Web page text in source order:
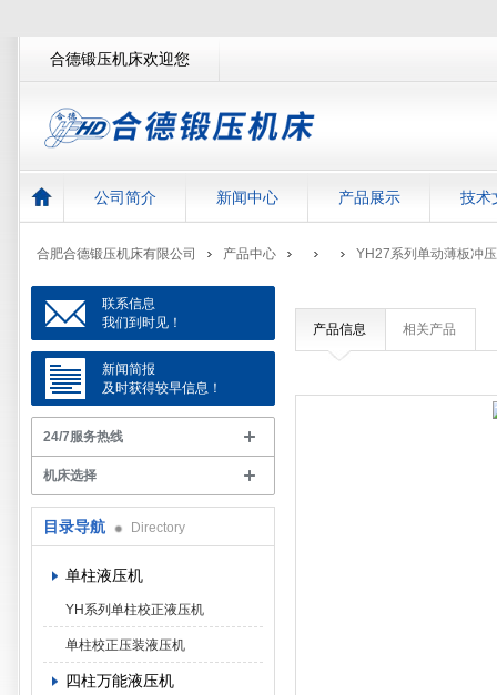
合德锻压机床欢迎您
公司简介 新闻中心 产品展示 技术
合肥合德锻压机床有限公司 产品中心 YH27系列单动薄板冲
产品信息 相关产品
联系信息
我们到时见！
新闻简报
及时获得较早信息！
24/7服务热线
机床选择
目录导航 Directory
单柱液压机
YH系列单柱校正液压机
单柱校正压装液压机
四柱万能液压机